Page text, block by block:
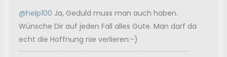
@help100 Ja, Geduld muss man auch haben.
Wünsche Dir auf jeden Fall alles Gute. Man darf da
echt die Hoffnung nie verlieren:-)